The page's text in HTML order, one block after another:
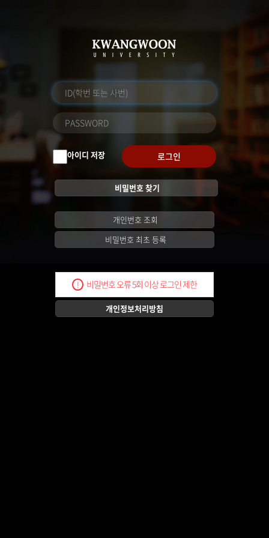
아이디 저장 로그인
비밀번호 찾기
개인번호 조회
비밀번호 최초 등록
! 비밀번호 오류 5회 이상 로그인 제한
개인정보처리방침